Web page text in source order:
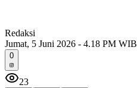
Redaksi
Jumat, 5 Juni 2026 - 4.18 PM WIB
0
23